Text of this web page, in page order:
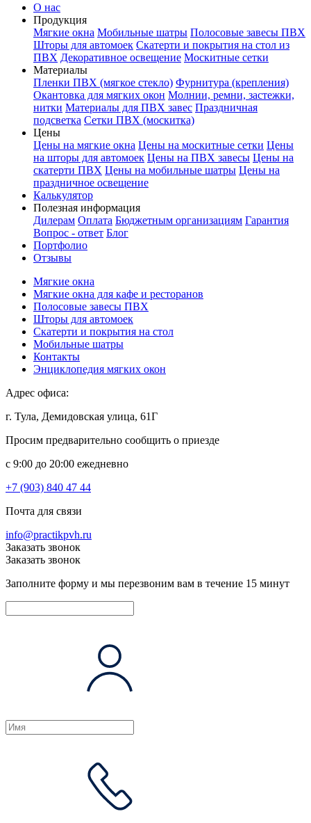
О нас
Продукция
Мягкие окна Мобильные шатры Полосовые завесы ПВХ
Шторы для автомоек Скатерти и покрытия на стол из
ПВХ Декоративное освещение Москитные сетки
Материалы
Пленки ПВХ (мягкое стекло) Фурнитура (крепления)
Окантовка для мягких окон Молнии, ремни, застежки,
нитки Материалы для ПВХ завес Праздничная
подсветка Сетки ПВХ (москитка)
Цены
Цены на мягкие окна Цены на москитные сетки Цены
на шторы для автомоек Цены на ПВХ завесы Цены на
скатерти ПВХ Цены на мобильные шатры Цены на
праздничное освещение
Калькулятор
Полезная информация
Дилерам Оплата Бюджетным организациям Гарантия
Вопрос - ответ Блог
Портфолио
Отзывы
Мягкие окна
Мягкие окна для кафе и ресторанов
Полосовые завесы ПВХ
Шторы для автомоек
Скатерти и покрытия на стол
Мобильные шатры
Контакты
Энциклопедия мягких окон
Адрес офиса:
г. Тула, Демидовская улица, 61Г
Просим предварительно сообщить о приезде
c 9:00 до 20:00 ежедневно
+7 (903) 840 47 44
Почта для связи
info@practikpvh.ru
Заказать звонок
Заказать звонок
Заполните форму и мы перезвоним вам в течение 15 минут